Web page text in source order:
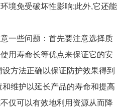
境免受破坏性影响;此外,它还能
一些问题：首先要注意选择质
用寿命长等优点来保证它的安
方法正确以保证防护效果得到
维护以延长产品的寿命和提高
仅可以有效地利用资源从而降